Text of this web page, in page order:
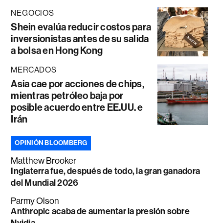
NEGOCIOS
Shein evalúa reducir costos para
inversionistas antes de su salida
a bolsa en Hong Kong
MERCADOS
Asia cae por acciones de chips,
mientras petróleo baja por
posible acuerdo entre EE.UU. e
Irán
OPINIÓN BLOOMBERG
Matthew Brooker
Inglaterra fue, después de todo, la gran ganadora
del Mundial 2026
Parmy Olson
Anthropic acaba de aumentar la presión sobre